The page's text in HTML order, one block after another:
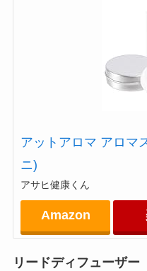
アットアロマ アロマ
ニ)
アサヒ健康くん
Amazon
リードディフューザー